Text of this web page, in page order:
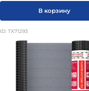
В корзину
ID: ТХ71293